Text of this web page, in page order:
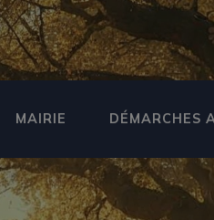
MAIRIE DÉMARCHES